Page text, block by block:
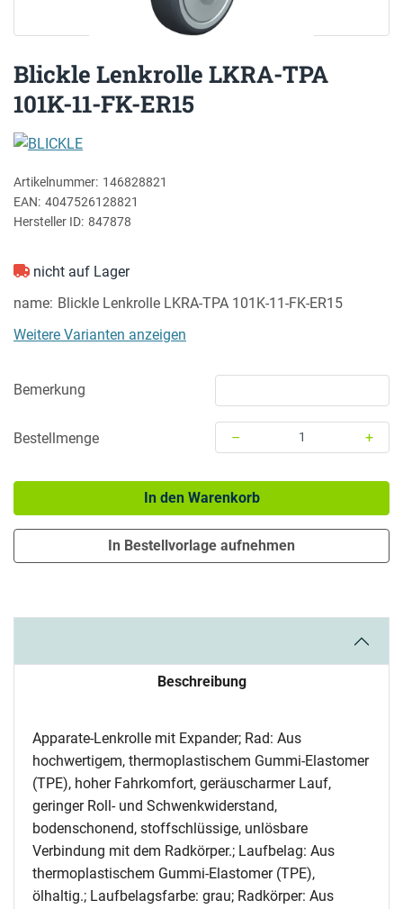
Blickle Lenkrolle LKRA-TPA
101K-11-FK-ER15
BLICKLE
Artikelnummer: 146828821
EAN: 4047526128821
Hersteller ID: 847878
nicht auf Lager
name Blickle Lenkrolle LKRA-TPA 101K-11-FK-ER15
Weitere Varianten anzeigen
Bemerkung
Bestellmenge –
+
In den Warenkorb
In Bestellvorlage aufnehmen
Beschreibung
Apparate-Lenkrolle mit Expander; Rad: Aus
hochwertigem, thermoplastischem Gummi-Elastomer
(TPE), hoher Fahrkomfort, geräuscharmer Lauf,
geringer Roll- und Schwenkwiderstand,
bodenschonend, stoffschlüssige, unlösbare
Verbindung mit dem Radkörper.; Laufbelag: Aus
thermoplastischem Gummi-Elastomer (TPE),
ölhaltig.; Laufbelagsfarbe: grau; Radkörper: Aus